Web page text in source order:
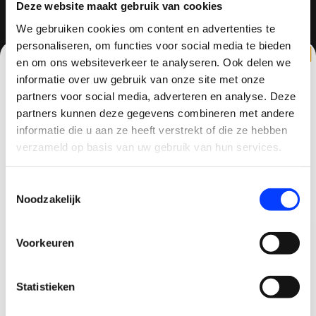
Deze website maakt gebruik van cookies
We gebruiken cookies om content en advertenties te
personaliseren, om functies voor social media te bieden
en om ons websiteverkeer te analyseren. Ook delen we
informatie over uw gebruik van onze site met onze
partners voor social media, adverteren en analyse. Deze
partners kunnen deze gegevens combineren met andere
informatie die u aan ze heeft verstrekt of die ze hebben
verzameld op basis van uw gebruik van hun services.
Noodzakelijk
Voorkeuren
Statistieken
QUADCOPTER-SHOP
Contactgegevens
Haagsittarderweg 27
6132 SV
+31634786988
CLAIM KORTING OP JE EERSTE
BESTELLING!